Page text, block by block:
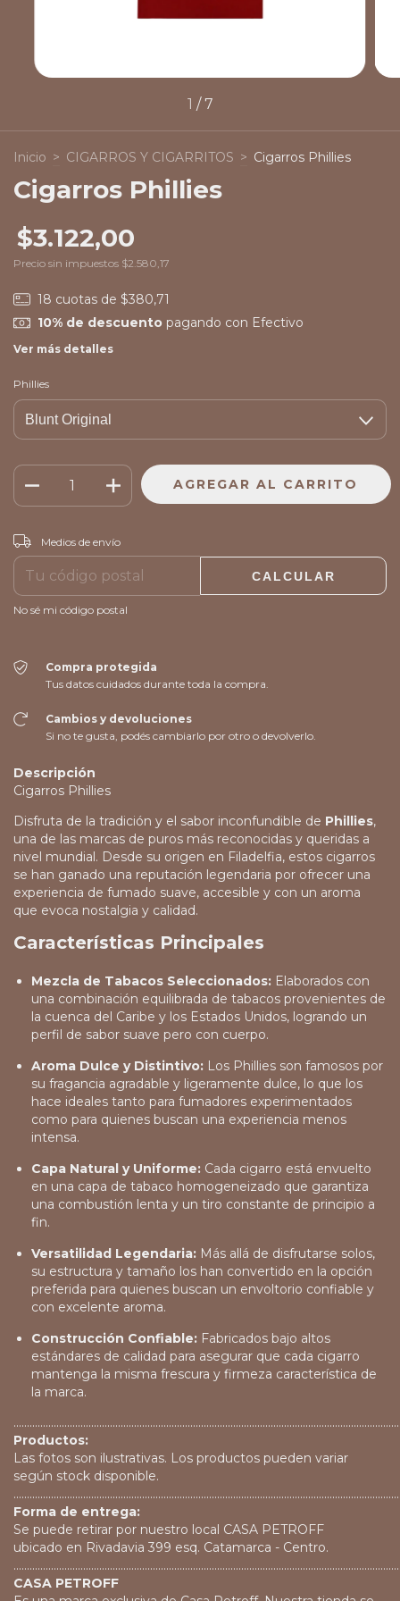
1 /7
Inicio > CIGARROS Y CIGARRITOS > Cigarros Phillies
Cigarros Phillies
$3.122,00
Precio sin impuestos $2.580,17
18 cuotas de $380,71
10% de descuentopagando con Efectivo
Ver más detalles
Phillies
Entregas para el CP:
Medios de envío
CALCULAR
No sé mi código postal
Compra protegida
Tus datos cuidados durante toda la compra.
Cambios y devoluciones
Si no te gusta, podés cambiarlo por otro o devolverlo.
Descripción
Cigarros Phillies
Disfruta de la tradición y el sabor inconfundible de Phillies,
una de las marcas de puros más reconocidas y queridas a
nivel mundial. Desde su origen en Filadelfia, estos cigarros
se han ganado una reputación legendaria por ofrecer una
experiencia de fumado suave, accesible y con un aroma
que evoca nostalgia y calidad.
Características Principales
Mezcla de Tabacos Seleccionados: Elaborados con
una combinación equilibrada de tabacos provenientes de
la cuenca del Caribe y los Estados Unidos, logrando un
perfil de sabor suave pero con cuerpo.
Aroma Dulce y Distintivo: Los Phillies son famosos por
su fragancia agradable y ligeramente dulce, lo que los
hace ideales tanto para fumadores experimentados
como para quienes buscan una experiencia menos
intensa.
Capa Natural y Uniforme: Cada cigarro está envuelto
en una capa de tabaco homogeneizado que garantiza
una combustión lenta y un tiro constante de principio a
fin.
Versatilidad Legendaria: Más allá de disfrutarse solos,
su estructura y tamaño los han convertido en la opción
preferida para quienes buscan un envoltorio confiable y
con excelente aroma.
Construcción Confiable: Fabricados bajo altos
estándares de calidad para asegurar que cada cigarro
mantenga la misma frescura y firmeza característica de
la marca.
Productos:
Las fotos son ilustrativas. Los productos pueden variar
según stock disponible.
Forma de entrega:
Se puede retirar por nuestro local CASA PETROFF
ubicado en Rivadavia 399 esq. Catamarca - Centro.
CASA PETROFF